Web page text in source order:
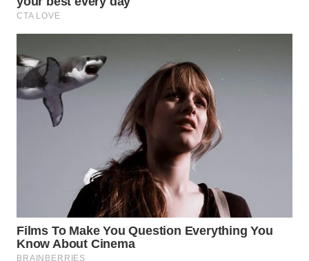
TINGGI
WN
PAKPAK
WN